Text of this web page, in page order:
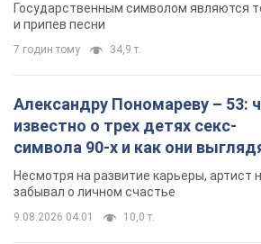
Государственным символом являются
и припев песни
7 годин тому 34,9 т.
Александру Пономареву – 53:
известно о трех детях секс-
символа 90-х и как они
Несмотря на развитие карьеры, артист
забывал о личном счастье
9.08.2026 04:01 10,0 т.